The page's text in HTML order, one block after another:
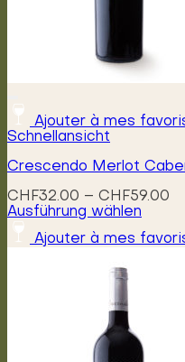
Ajouter à mes
Schnellansicht
Crescendo Merlot
CHF32.00 – CHF59.00
Ausführung wählen
Dieses
Produkt
Ajouter à mes